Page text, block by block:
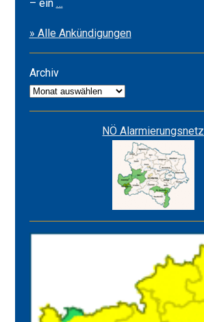
– ein …
&
Alarmstufe
» Alle Ankündigungen
Archiv
Archiv
NÖ Alarmierungsnetz